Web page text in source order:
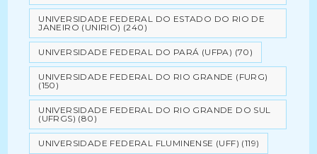
UNIVERSIDADE FEDERAL DO ESTADO DO RIO DE
JANEIRO (UNIRIO) (240)
UNIVERSIDADE FEDERAL DO PARÁ (UFPA) (70)
UNIVERSIDADE FEDERAL DO RIO GRANDE (FURG)
(150)
UNIVERSIDADE FEDERAL DO RIO GRANDE DO SUL
(UFRGS) (80)
UNIVERSIDADE FEDERAL FLUMINENSE (UFF) (119)